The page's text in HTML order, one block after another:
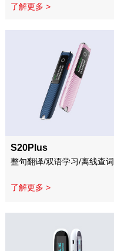
了解更多 >
S20Plus
整句翻译/双语学习/离线查词
了解更多 >